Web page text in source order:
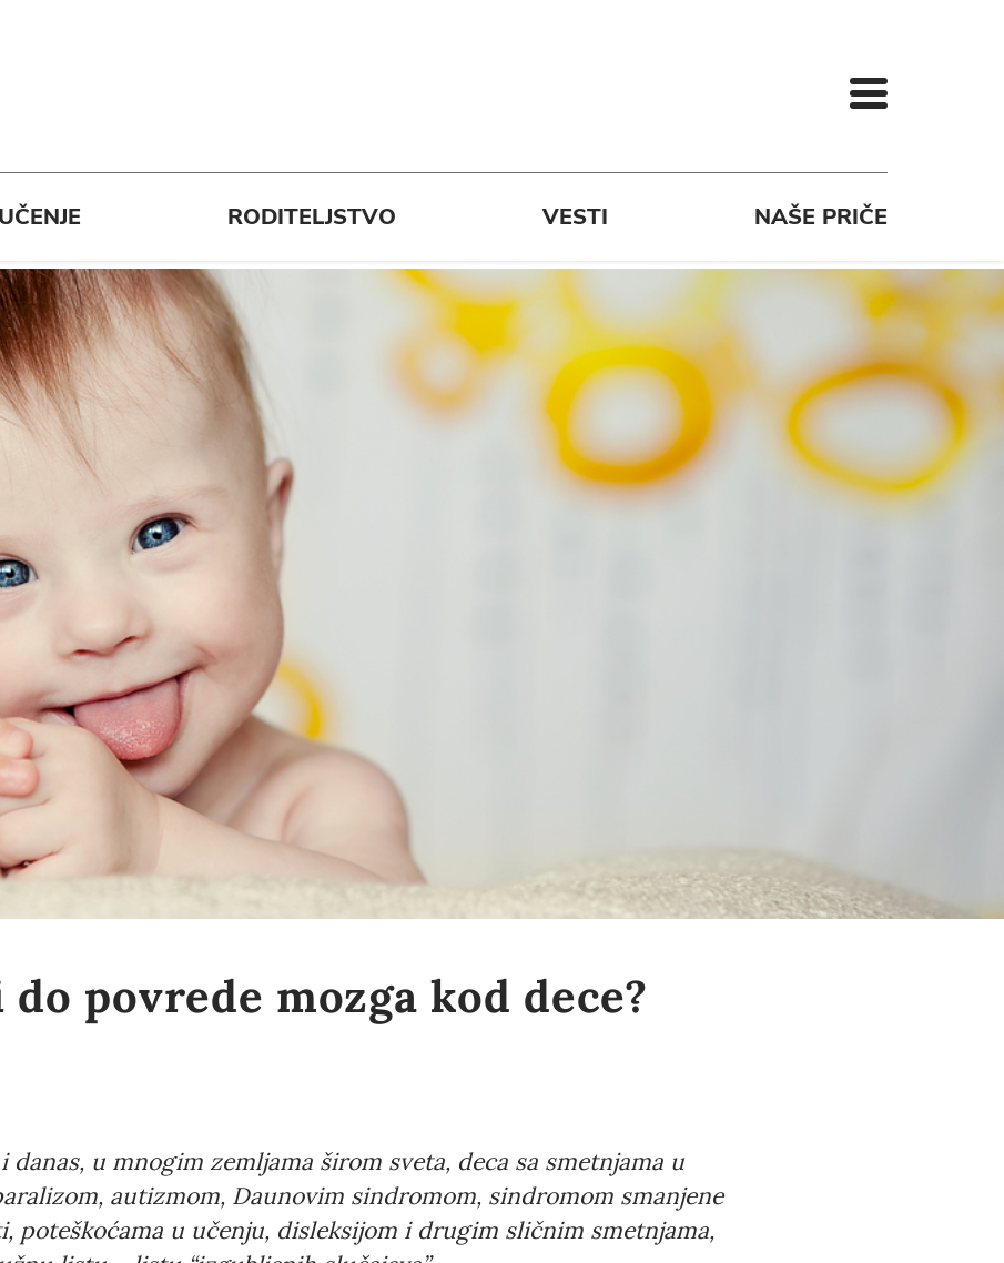
RODITELJSTVO VESTI NAŠE PRIČE
povrede mozga kod dece?
danas, u mnogim zemljama širom sveta, deca sa smetnjama u
autizmom, Daunovim sindromom, sindromom smanjene
poteškoćama u učenju, disleksijom i drugim sličnim smetnjama,